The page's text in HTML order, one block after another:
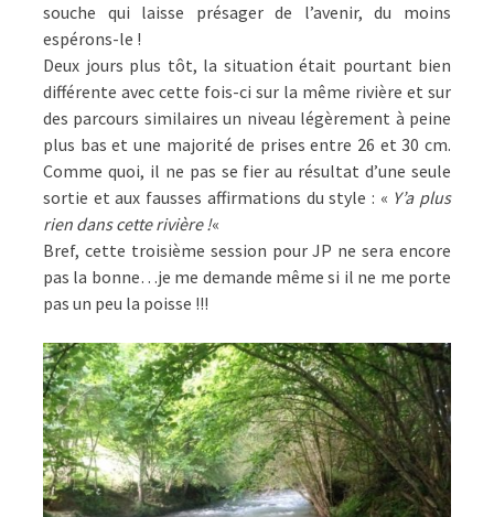
souche qui laisse présager de l’avenir, du moins
espérons-le !
Deux jours plus tôt, la situation était pourtant bien
différente avec cette fois-ci sur la même rivière et sur
des parcours similaires un niveau légèrement à peine
plus bas et une majorité de prises entre 26 et 30 cm.
Comme quoi, il ne pas se fier au résultat d’une seule
sortie et aux fausses affirmations du style : « Y’a plus
rien dans cette rivière !«
Bref, cette troisième session pour JP ne sera encore
pas la bonne…je me demande même si il ne me porte
pas un peu la poisse !!!